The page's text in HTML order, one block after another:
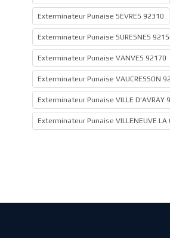
Exterminateur Punaise SEVRES 92310
Exterminateur Punaise SURESNES
Exterminateur Punaise VANVES 92170
Exterminateur Punaise VAUCRESSON
Exterminateur Punaise VILLE D'AVRAY
Exterminateur Punaise VILLENEUVE LA